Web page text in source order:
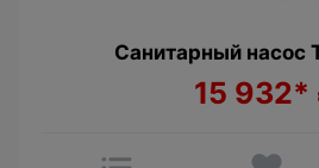
Санитарный насос
15 932*